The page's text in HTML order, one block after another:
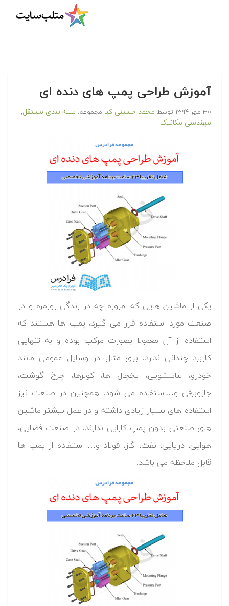
آموزش طراحی پمپ های دنده ای
۳۰ مهر ۱۳۹۴ توسط محمد حسینی کیا مجموعه: سته بندی مستقل,
مهندسی مکانیک
یکی از ماشین هایی که امروزه چه در زندگی روزمره و در
صنعت مورد استفاده قرار می گیرد، پمپ ها هستند که
استفاده از آن معمولا بصورت مرکب بوده و به تنهایی
کاربرد چندانی ندارد. برای مثال در وسایل عمومی مانند
خودرو، لباسشویی، یخچال ها، کولرها، چرخ گوشت،
جاروبرقی و…استفاده می شود. همچنین در صنعت نیز
استفاده های بسیار زیادی داشته و در عمل بیشتر ماشین
های صنعتی بدون پمپ کارایی ندارند. در صنعت فضایی،
هوایی، دریایی، نفت، گاز، فولاد و… استفاده از پمپ ها
قابل ملاحظه می باشد.